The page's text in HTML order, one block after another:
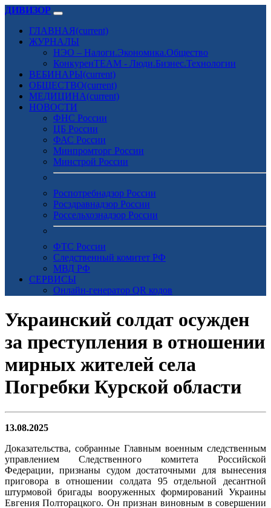
ДИВИЗОР
ГЛАВНАЯ(current)
ЖУРНАЛЫ
НЭО – Налоги.Экономика.Общество
КонкуренTEAM - Люди.Бизнес.Технологии
ВЕБИНАРЫ(current)
ОБЩЕСТВО(current)
МЕДИЦИНА(current)
НОВОСТИ
ФНС России
ЦБ России
ФАС России
Минпромторг России
Минстрой России
Роспотребнадзор России
Росздравнадзор России
Россельхознадзор России
ФТС России
Следственный комитет РФ
МВД РФ
СЕРВИСЫ
Онлайн-генератор QR кодов
Украинский солдат осужден
за преступления в отношении
мирных жителей села
Погребки Курской области
13.08.2025
Доказательства, собранные Главным военным следственным
управлением Следственного комитета Российской
Федерации, признаны судом достаточными для вынесения
приговора в отношении солдата 95 отдельной десантной
штурмовой бригады вооруженных формирований Украины
Евгения Полторацкого. Он признан виновным в совершении